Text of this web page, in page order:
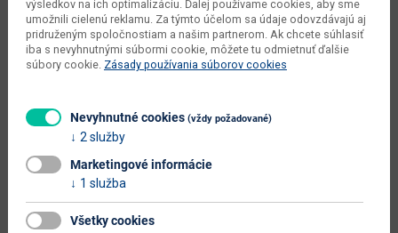
typové označenie Grosseto P
výška od - do (cm) 70 - 88
výška sedadla (cm)
šírka plochy na spanie (cm)
hĺbka plochy na spanie (cm)
cm)
výsledkov na ich optimalizáciu. Ďalej používame cookies, aby sme
umožnili cielenú reklamu. Za týmto účelom sa údaje odovzdávajú aj
pridruženým spoločnostiam a našim partnerom. Ak chcete súhlasiť
iba s nevyhnutnými súbormi cookie, môžete tu odmietnuť ďalšie
súbory cookie. Zásady používania súborov cookies
Nevyhnutné cookies (vždy požadované)
2 služby
Marketingové informácie
1 služba
Všetky cookies